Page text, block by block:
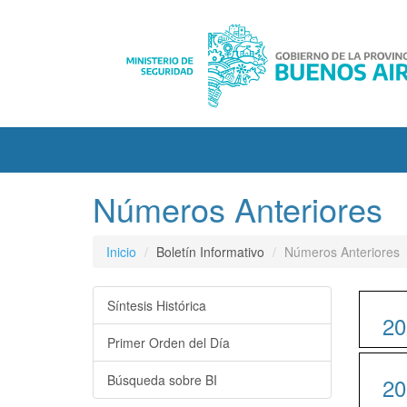
Números Anteriores
Inicio Boletín Informativo Números Anteriores
Síntesis Histórica
Primer Orden del Día
Búsqueda sobre BI